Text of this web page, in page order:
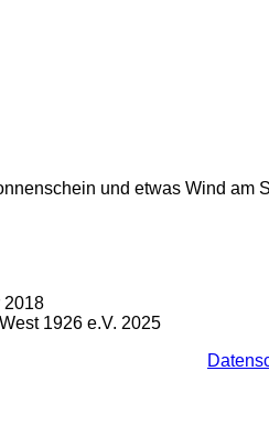
und etwas Wind am
2018
1926 e.V. 2025